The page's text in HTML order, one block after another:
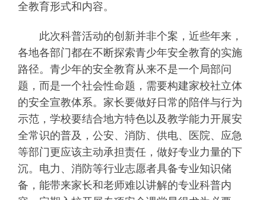
全教育形式和内容。
此次科普活动的创新并非个案，近些年来，
各地各部门都在不断探索青少年安全教育的实施
路径。青少年的安全教育从来不是一个局部问
题，而是一个社会性命题，需要构建家校社立体
的安全宣教体系。家长要做好日常的陪伴与行为
示范，学校要结合地方特色以及教学能力开展安
全常识的普及，公安、消防、供电、医院、应急
等部门更应该主动承担责任，做好专业力量的下
沉。电力、消防等行业志愿者具备专业知识储
备，能带来家长和老师难以讲解的专业科普内